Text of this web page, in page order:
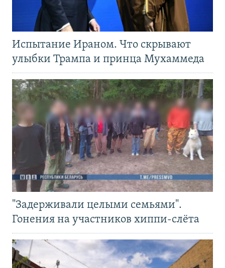
Испытание Ираном. Что скрывают
улыбки Трампа и принца Мухаммеда
"Задерживали целыми семьями".
Гонения на участников хиппи-слёта